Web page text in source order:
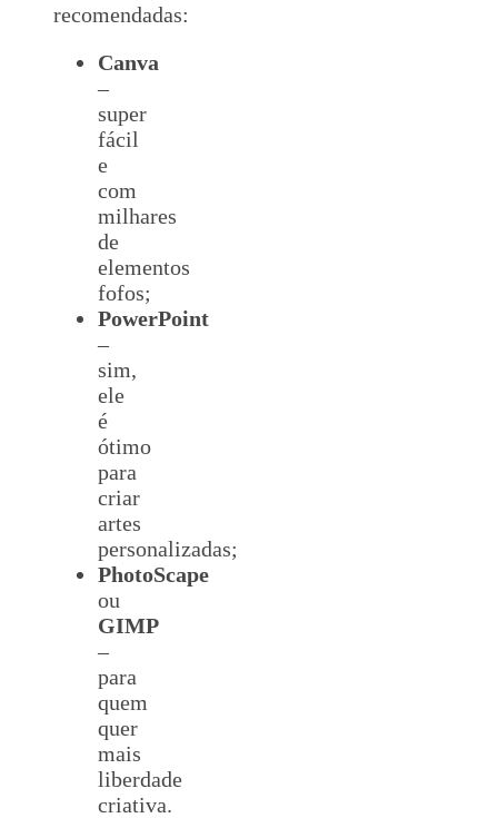
recomendadas:
Canva
–
super
fácil
e
com
milhares
de
elementos
fofos;
PowerPoint
–
sim,
ele
é
ótimo
para
criar
artes
personalizadas;
PhotoScape
ou
GIMP
–
para
quem
quer
mais
liberdade
criativa.